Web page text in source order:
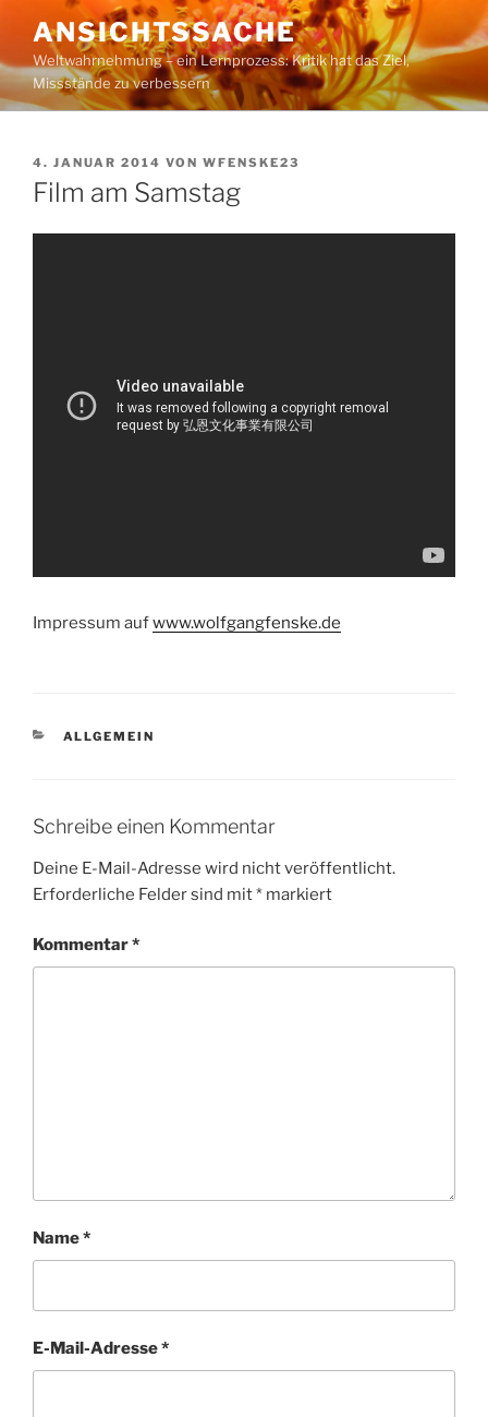
Inhalt
springen
ANSICHTSSACHE
Weltwahrnehmung – ein Lernprozess: Kritik hat das Ziel,
Missstände zu verbessern
VERÖFFENTLICHT
AM
4. JANUAR 2014 VON WFENSKE23
Film am Samstag
Impressum aufwww.wolfgangfenske.de
KATEGORIEN
ALLGEMEIN
Schreibe einen Kommentar
Deine E-Mail-Adresse wird nicht veröffentlicht.
Erforderliche Felder sind mit* markiert
Kommentar*
Name*
E-Mail-Adresse*